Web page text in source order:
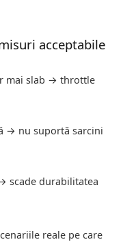
acceptabile
mai slab → throttle
→ nu suportă sarcini
scade durabilitatea
reale pe care